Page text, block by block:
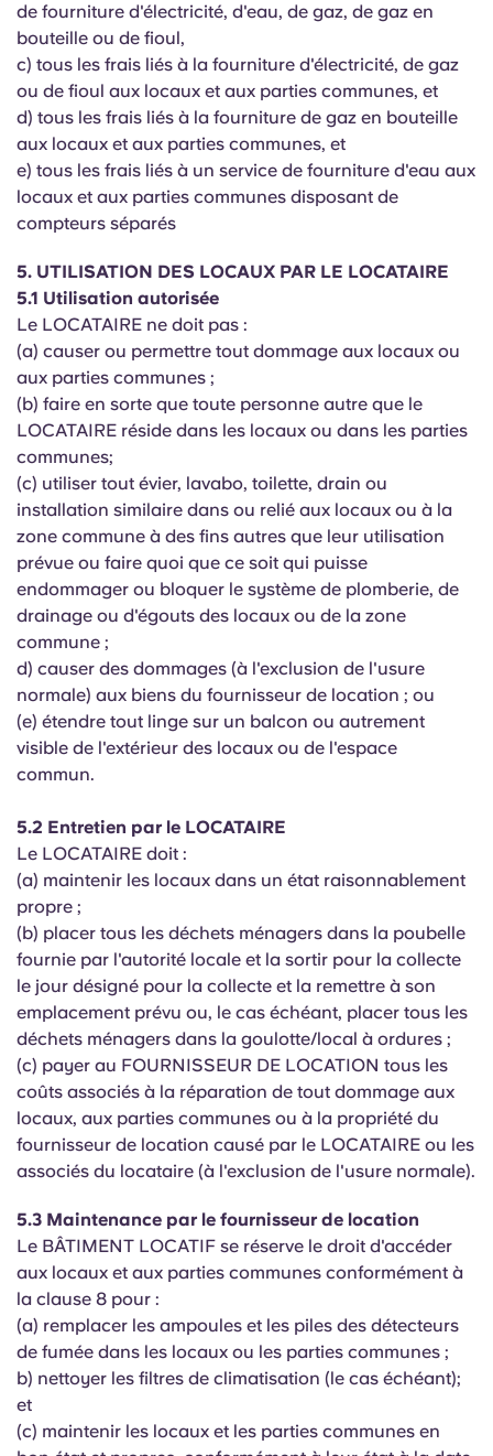
de fourniture d'électricité, d'eau, de gaz, de gaz en
bouteille ou de fioul,
c) tous les frais liés à la fourniture d'électricité, de gaz
ou de fioul aux locaux et aux parties communes, et
d) tous les frais liés à la fourniture de gaz en bouteille
aux locaux et aux parties communes, et
e) tous les frais liés à un service de fourniture d'eau aux
locaux et aux parties communes disposant de
compteurs séparés
5. UTILISATION DES LOCAUX PAR LE LOCATAIRE
5.1 Utilisation autorisée
Le LOCATAIRE ne doit pas :
(a) causer ou permettre tout dommage aux locaux ou
aux parties communes ;
(b) faire en sorte que toute personne autre que le
LOCATAIRE réside dans les locaux ou dans les parties
communes;
(c) utiliser tout évier, lavabo, toilette, drain ou
installation similaire dans ou relié aux locaux ou à la
zone commune à des fins autres que leur utilisation
prévue ou faire quoi que ce soit qui puisse
endommager ou bloquer le système de plomberie, de
drainage ou d'égouts des locaux ou de la zone
commune ;
d) causer des dommages (à l'exclusion de l'usure
normale) aux biens du fournisseur de location ; ou
(e) étendre tout linge sur un balcon ou autrement
visible de l'extérieur des locaux ou de l'espace
commun.
5.2 Entretien par le LOCATAIRE
Le LOCATAIRE doit :
(a) maintenir les locaux dans un état raisonnablement
propre ;
(b) placer tous les déchets ménagers dans la poubelle
fournie par l'autorité locale et la sortir pour la collecte
le jour désigné pour la collecte et la remettre à son
emplacement prévu ou, le cas échéant, placer tous les
déchets ménagers dans la goulotte/local à ordures ;
(c) payer au FOURNISSEUR DE LOCATION tous les
coûts associés à la réparation de tout dommage aux
locaux, aux parties communes ou à la propriété du
fournisseur de location causé par le LOCATAIRE ou les
associés du locataire (à l'exclusion de l'usure normale).
5.3 Maintenance par le fournisseur de location
Le BÂTIMENT LOCATIF se réserve le droit d'accéder
aux locaux et aux parties communes conformément à
la clause 8 pour :
(a) remplacer les ampoules et les piles des détecteurs
de fumée dans les locaux ou les parties communes ;
b) nettoyer les filtres de climatisation (le cas échéant);
et
(c) maintenir les locaux et les parties communes en